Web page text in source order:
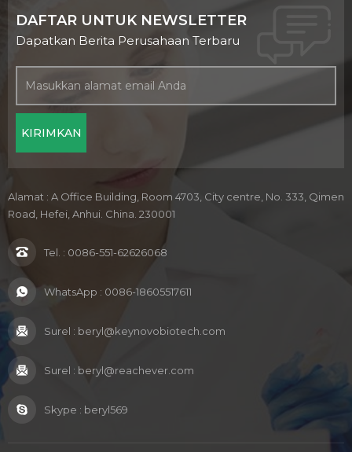
DAFTAR UNTUK NEWSLETTER
Dapatkan Berita Perusahaan Terbaru
Alamat : A Office Building, Room 4703, City centre, No. 333, Qimen
Road, Hefei, Anhui. China. 230001
Tel. : 0086-551-62626068
WhatsApp : 0086-18605517611
Surel : beryl@keynovobiotech.com
Surel : beryl@reachever.com
Skype : beryl569